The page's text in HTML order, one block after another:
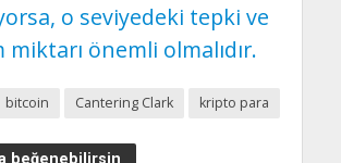
o seviyedeki tepki ve
miktarı önemli olmalıdır.
bitcoin Cantering Clark kripto para
beğenebilirsin